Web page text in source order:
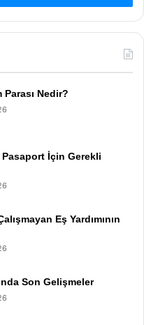
Parası Nedir?
İçin Gerekli
Eş Yardımının
Son Gelişmeler